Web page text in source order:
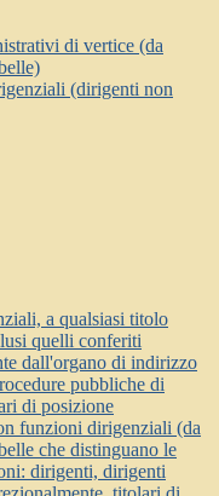
di vertice (da
(dirigenti non
a qualsiasi titolo
quelli conferiti
dall'organo di indirizzo
pubbliche di
di posizione
funzioni dirigenziali (da
che distinguano le
dirigenti, dirigenti